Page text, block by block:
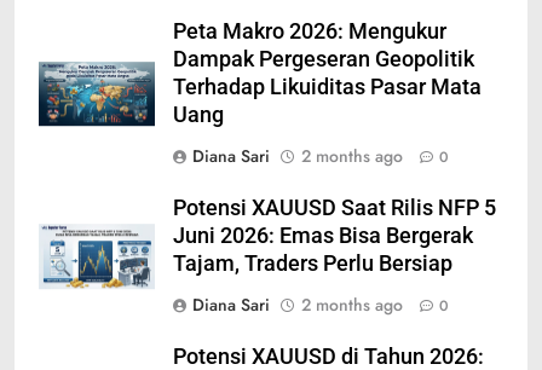
Peta Makro 2026: Mengukur
Dampak Pergeseran Geopolitik
Terhadap Likuiditas Pasar Mata
Uang
Diana Sari
2 months ago 0
Potensi XAUUSD Saat Rilis NFP 5
Juni 2026: Emas Bisa Bergerak
Tajam, Traders Perlu Bersiap
Diana Sari
2 months ago 0
Potensi XAUUSD di Tahun 2026: